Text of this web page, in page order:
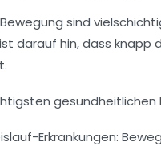
Bewegung sind
darauf hin, dass
gesundheitlichen
Erkrankungen: